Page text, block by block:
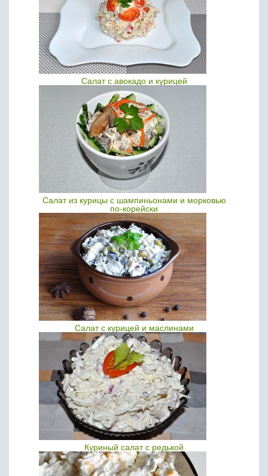
Салат с авокадо и курицей
Салат из курицы с шампиньонами и морковью
по-корейски
Салат с курицей и маслинами
Куриный салат с редькой